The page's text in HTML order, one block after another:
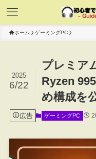
ホーム ゲーミングPC
プレミア
Ryzen
め構成を
2025
6/22
広告 ゲーミングPC